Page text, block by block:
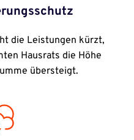
die Leistungen kürzt,
Hausrats die Höhe
übersteigt.